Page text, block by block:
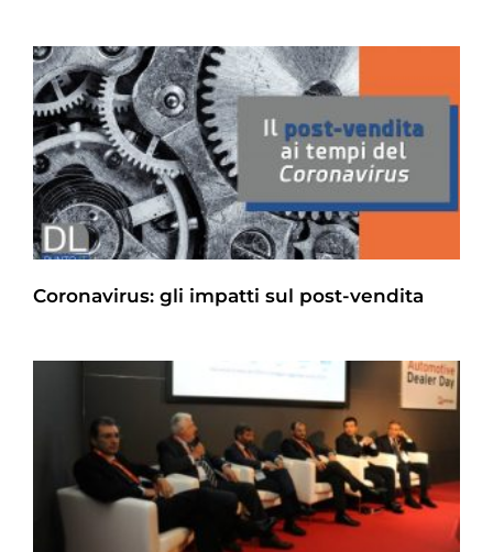
Coronavirus: gli impatti sul post-vendita